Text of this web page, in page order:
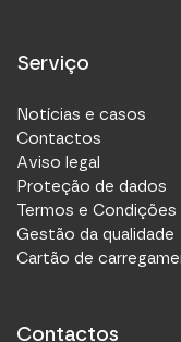
Emirados Árabes
Niederlassung
STUV
42579 Heiligenhaus
Serviço
Notícias e casos
Contactos
Aviso legal
Proteção de dados
Termos e Condições
Gestão da qualidade
Cartão de
Contactos